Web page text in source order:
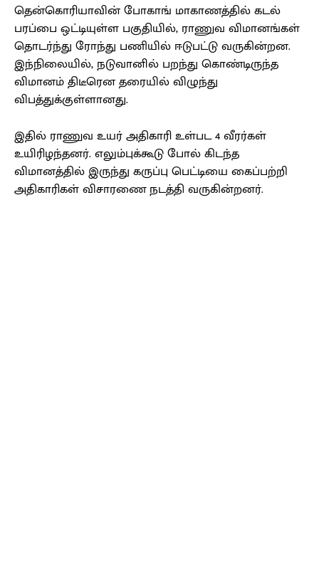
தென்கொரியாவின் போகாங் மாகாணத்தில் கடல்
பரப்பை ஒட்டியுள்ள பகுதியில், ராணுவ விமானங்கள்
தொடர்ந்து ரோந்து பணியில் ஈடுபட்டு வருகின்றன.
இந்நிலையில், நடுவானில் பறந்து கொண்டிருந்த
விமானம் திடீரென தரையில் விழுந்து
விபத்துக்குள்ளானது.
இதில் ராணுவ உயர் அதிகாரி உள்பட 4 வீரர்கள்
உயிரிழந்தனர். எலும்புக்கூடு போல் கிடந்த
விமானத்தில் இருந்து கருப்பு பெட்டியை கைப்பற்றி
அதிகாரிகள் விசாரணை நடத்தி வருகின்றனர்.